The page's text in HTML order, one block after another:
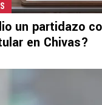
un partidazo
en Chivas?